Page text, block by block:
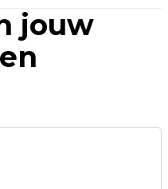
jouw